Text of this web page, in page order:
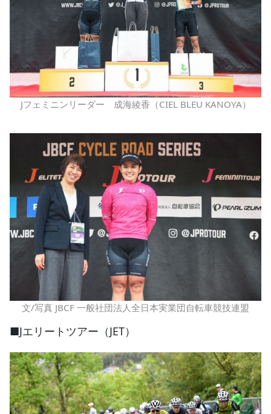
Jフェミニンリーダー 成海綾香（CIEL BLEU KANOYA）
文/写真 JBCF 一般社団法人全日本実業団自転車競技連盟
■Jエリートツアー（JET）